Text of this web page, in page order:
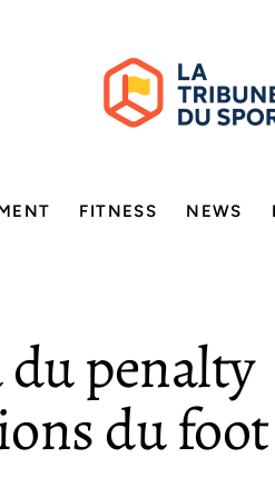
FITNESS NEWS
du penalty
du foot